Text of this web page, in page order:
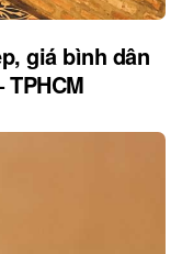
giá bình dân